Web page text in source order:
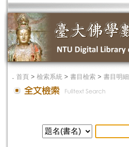
． 首頁 > 檢索系統 > 書目檢索 > 書目明細